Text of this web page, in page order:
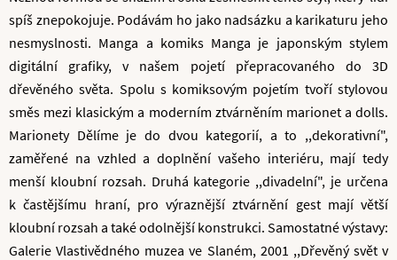
spíš znepokojuje. Podávám ho jako nadsázku a karikaturu jeho
nesmyslnosti. Manga a komiks Manga je japonským stylem
digitální grafiky, v našem pojetí přepracovaného do 3D
dřevěného světa. Spolu s komiksovým pojetím tvoří stylovou
směs mezi klasickým a moderním ztvárněním marionet a dolls.
Marionety Dělíme je do dvou kategorií, a to ,,dekorativní",
zaměřené na vzhled a doplnění vašeho interiéru, mají tedy
menší kloubní rozsah. Druhá kategorie ,,divadelní", je určena
k častějšímu hraní, pro výraznější ztvárnění gest mají větší
kloubní rozsah a také odolnější konstrukci. Samostatné výstavy:
Galerie Vlastivědného muzea ve Slaném, 2001 ,,Dřevěný svět v